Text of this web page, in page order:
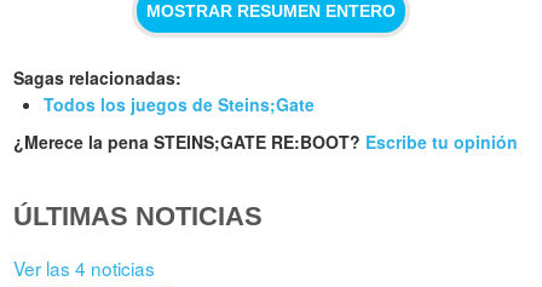
MOSTRAR RESUMEN ENTERO
Sagas relacionadas:
Todos los juegos de Steins;Gate
¿Merece la pena STEINS;GATE RE:BOOT? Escribe tu opinión
ÚLTIMAS NOTICIAS
Ver las 4 noticias